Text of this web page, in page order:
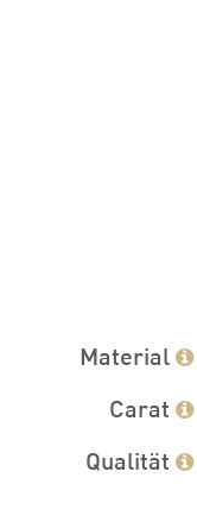
Material
Carat
Qualität